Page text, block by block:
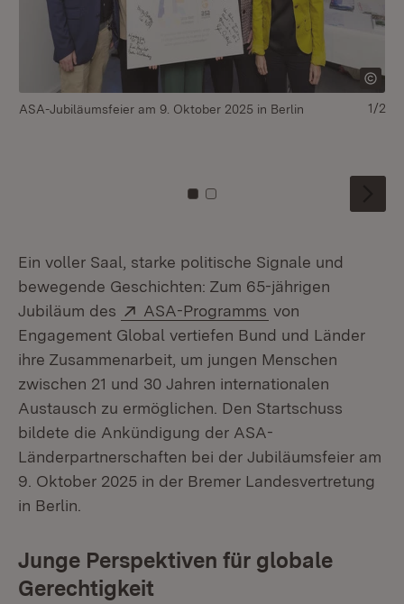
ASA-Jubiläumsfeier am 9. Oktober 2025 in Berlin
Zu Kachel: 0
Zu Kachel: 1
1/2
Ein voller Saal, starke politische Signale und
bewegende Geschichten: Zum 65-jährigen
Jubiläum des
Extern:
ASA-Programms (Öffnet in neuem
von
Engagement Global vertiefen Bund und Länder
ihre Zusammenarbeit, um jungen Menschen
zwischen 21 und 30 Jahren internationalen
Austausch zu ermöglichen. Den Startschuss
bildete die Ankündigung der ASA-
Länderpartnerschaften bei der Jubiläumsfeier am
9. Oktober 2025 in der Bremer Landesvertretung
in Berlin.
Junge Perspektiven für globale
Gerechtigkeit